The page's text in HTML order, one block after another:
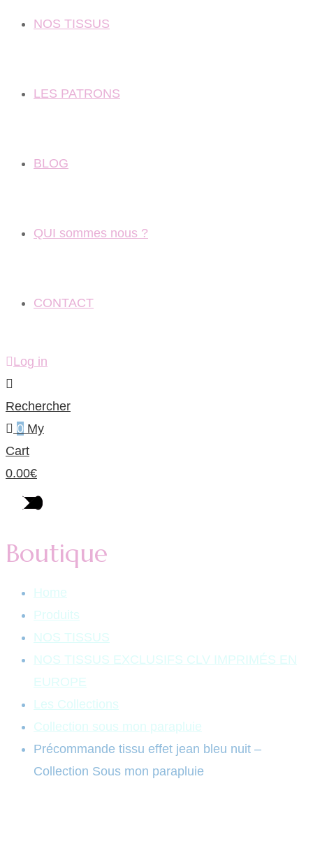
NOS TISSUS
LES PATRONS
BLOG
QUI sommes nous ?
CONTACT
Log in
Rechercher
0 My
Cart
0.00€
Boutique
Home
Produits
NOS TISSUS
NOS TISSUS EXCLUSIFS CLV IMPRIMÉS EN
EUROPE
Les Collections
Collection sous mon parapluie
Précommande tissu effet jean bleu nuit –
Collection Sous mon parapluie